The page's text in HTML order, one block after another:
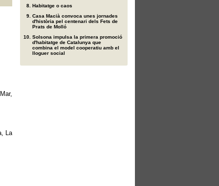
La
Habitatge o caos
Casa Macià convoca unes jornades
d'història pel centenari dels Fets de
Prats de Molló
Solsona impulsa la primera promoció
d'habitatge de Catalunya que
combina el model cooperatiu amb el
lloguer social